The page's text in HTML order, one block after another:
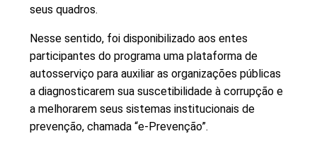
seus quadros.
Nesse sentido, foi disponibilizado aos entes
participantes do programa uma plataforma de
autosserviço para auxiliar as organizações públicas
a diagnosticarem sua suscetibilidade à corrupção e
a melhorarem seus sistemas institucionais de
prevenção, chamada “e-Prevenção”.